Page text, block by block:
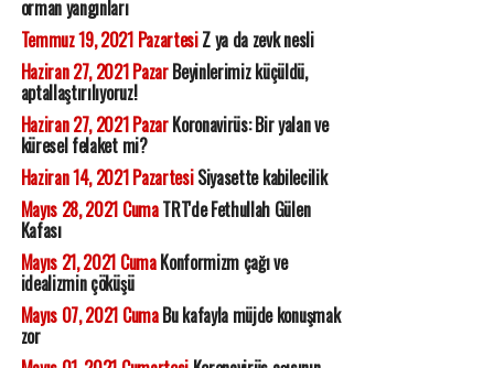
orman yangınları
Temmuz 19, 2021 PazartesiZ ya da zevk nesli
Haziran 27, 2021 PazarBeyinlerimiz küçüldü,
aptallaştırılıyoruz!
Haziran 27, 2021 PazarKoronavirüs: Bir yalan ve
küresel felaket mi?
Haziran 14, 2021 PazartesiSiyasette kabilecilik
Mayıs 28, 2021 CumaTRT'de Fethullah Gülen
Kafası
Mayıs 21, 2021 CumaKonformizm çağı ve
idealizmin çöküşü
Mayıs 07, 2021 CumaBu kafayla müjde konuşmak
zor